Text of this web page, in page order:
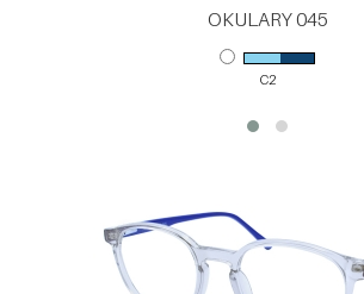
OKULARY 045
C2